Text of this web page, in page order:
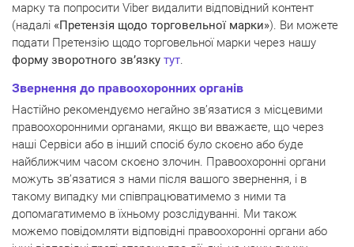
марку та попросити Viber видалити відповідний контент
(надалі «Претензія щодо торговельної марки»). Ви можете
подати Претензію щодо торговельної марки через нашу
форму зворотного зв’язку тут.
Звернення до правоохоронних органів
Настійно рекомендуємо негайно зв’язатися з місцевими
правоохоронними органами, якщо ви вважаєте, що через
наші Сервіси або в інший спосіб було скоєно або буде
найближчим часом скоєно злочин. Правоохоронні органи
можуть зв’язатися з нами після вашого звернення, і в
такому випадку ми співпрацюватимемо з ними та
допомагатимемо в їхньому розслідуванні. Ми також
можемо повідомляти відповідні правоохоронні органи або